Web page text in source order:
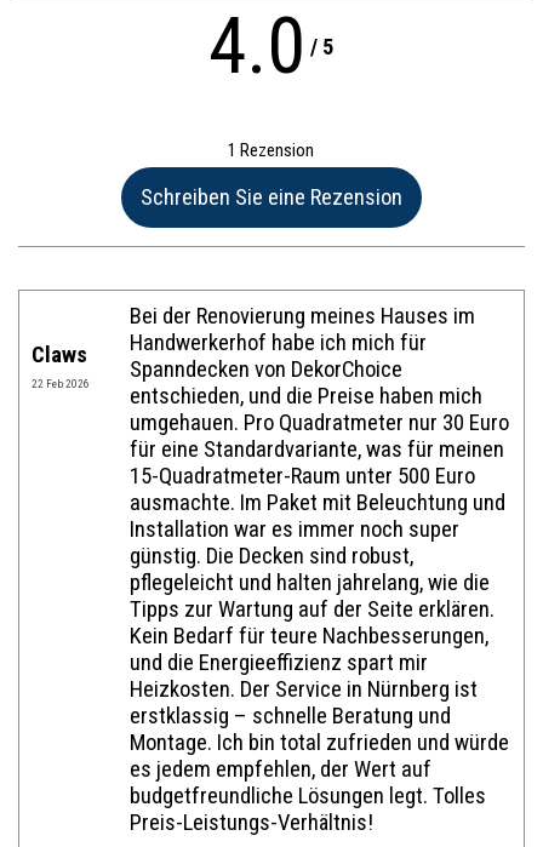
4.0 / 5
1 Rezension
Website im Internet:
Claws
22 Feb 2026
Bei der Renovierung meines Hauses im
Handwerkerhof habe ich mich für
Spanndecken von DekorChoice
entschieden, und die Preise haben mich
umgehauen. Pro Quadratmeter nur 30 Euro
für eine Standardvariante, was für meinen
15-Quadratmeter-Raum unter 500 Euro
ausmachte. Im Paket mit Beleuchtung und
Installation war es immer noch super
günstig. Die Decken sind robust,
pflegeleicht und halten jahrelang, wie die
Tipps zur Wartung auf der Seite erklären.
Kein Bedarf für teure Nachbesserungen,
und die Energieeffizienz spart mir
Heizkosten. Der Service in Nürnberg ist
erstklassig – schnelle Beratung und
Montage. Ich bin total zufrieden und würde
es jedem empfehlen, der Wert auf
budgetfreundliche Lösungen legt. Tolles
Preis-Leistungs-Verhältnis!